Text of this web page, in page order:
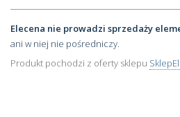
Elecena nie prowadzi sprzedaży
ani w niej nie pośredniczy.
Produkt pochodzi z oferty sklepu